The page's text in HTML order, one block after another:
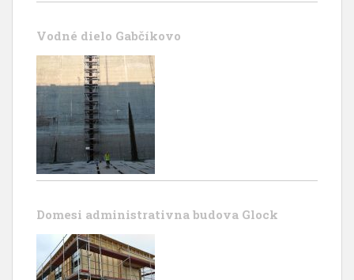
Vodné dielo Gabčíkovo
Domesi administrativna budova Glock